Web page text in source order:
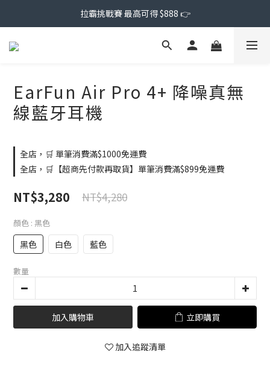
拉霸挑戰賽 最高可得 $888 👉
EarFun Air Pro 4+ 降噪真無
線藍牙耳機
全店，🛒 單筆消費滿$1000免運費
全店，🛒【超商先付款再取貨】單筆消費滿$899免運費
NT$3,280 NT$4,280
顏色 : 黑色
黑色 白色 藍色
數量
加入購物車 立即購買
加入追蹤清單